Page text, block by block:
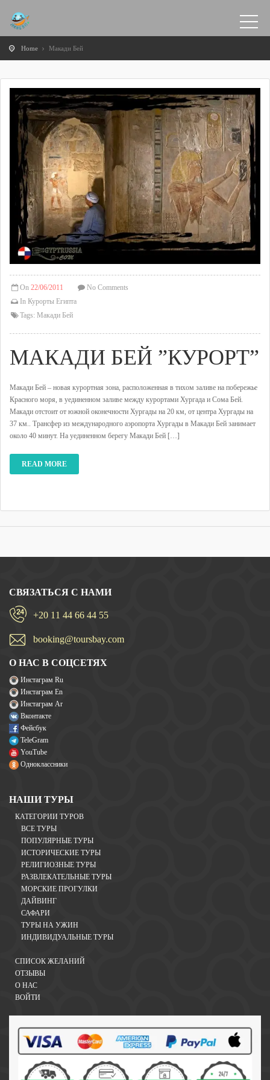
Home Макади Бей
On 22/06/2011
In Курорты Египта
Tags: Макади Бей
No Comments
МАКАДИ БЕЙ ”КУРОРТ”
Макади Бей – новая курортная зона, расположенная в тихом заливе на побережье
Красного моря, в уединенном заливе между курортами Хургада и Сома Бей.
Макади отстоит от южной оконечности Хургады на 20 км, от центра Хургады на
37 км.. Трансфер из международного аэропорта Хургады в Макади Бей занимает
около 40 минут. На уединенном берегу Макади Бей […]
READ MORE
СВЯЗАТЬСЯ С НАМИ
+20 11 44 66 44 55
booking@toursbay.com
О НАС В СОЦСЕТЯХ
Инстаграм Ru
Инстаграм En
Инстаграм Ar
Вконтакте
Фейсбук
TeleGram
YouTube
Одноклассники
НАШИ ТУРЫ
КАТЕГОРИИ ТУРОВ
ВСЕ ТУРЫ
ПОПУЛЯРНЫЕ ТУРЫ
ИСТОРИЧЕСКИЕ ТУРЫ
РЕЛИГИОЗНЫЕ ТУРЫ
РАЗВЛЕКАТЕЛЬНЫЕ ТУРЫ
МОРСКИЕ ПРОГУЛКИ
ДАЙВИНГ
САФАРИ
ТУРЫ НА УЖИН
ИНДИВИДУАЛЬНЫЕ ТУРЫ
СПИСОК ЖЕЛАНИЙ
ОТЗЫВЫ
О НАС
ВОЙТИ